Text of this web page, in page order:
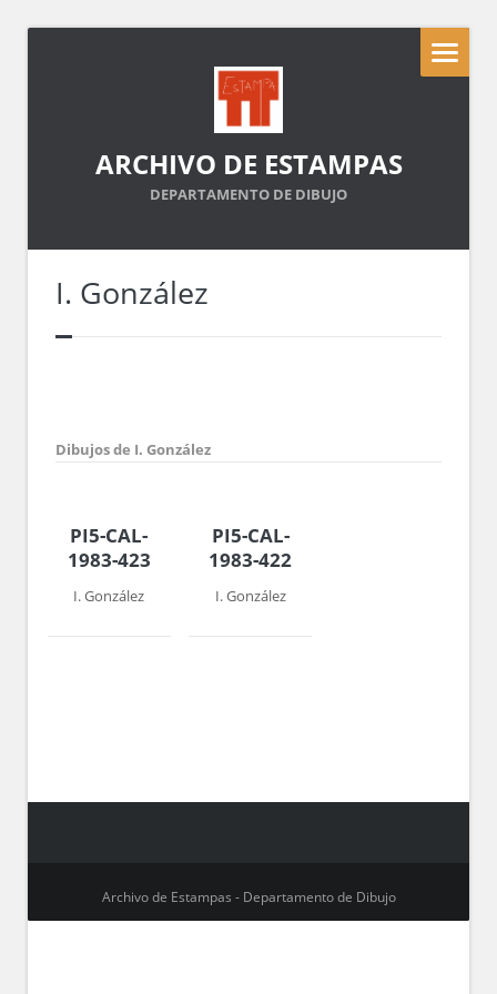
ARCHIVO DE ESTAMPAS
DEPARTAMENTO DE DIBUJO
I. González
Dibujos de I. González
PI5-CAL-
1983-423
I. González
PI5-CAL-
1983-422
I. González
Archivo de Estampas - Departamento de Dibujo